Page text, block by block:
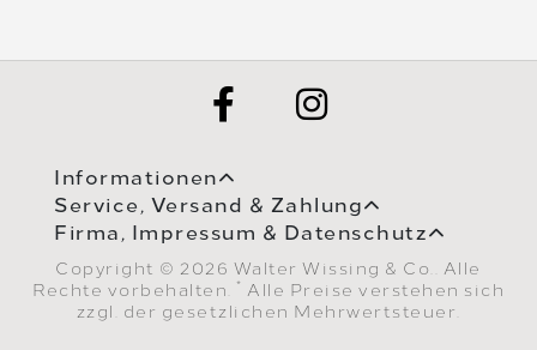
Informationen
Service, Versand & Zahlung
Firma, Impressum & Datenschutz
Copyright © 2026 Walter Wissing & Co.. Alle
Rechte vorbehalten.
* Alle Preise verstehen sich
zzgl. der gesetzlichen Mehrwertsteuer.